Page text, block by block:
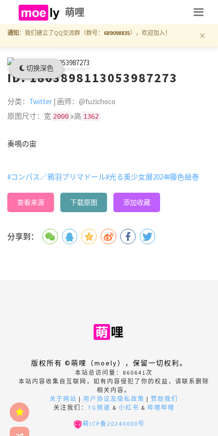
切换深色
萌哩
通知 ：我们建立了QQ交流群（群号： 689098835），欢迎加入！ ×
ID: 1863898113053987273
分类： Twitter | 画师：@fuzichoco
原图尺寸：宽 2000 x高 1362
奏鳴の宙
#コンパス／鴉羽プリマドール#光る美少女展2024#藤色絵巻
查看来源 下载原图 添加收藏
分享到：
版权所有 ©萌哩（moely），保留一切权利。
本站总访问量： 860641次
本站内容收集自互联网，如有内容侵犯了你的权益，请联系删除
相关内容。
关于网站 | 用户协议及隐私政策 | 赞助我们
关注我们： TG频道 & 小红书 & 哔哩哔哩
萌ICP备20240000号